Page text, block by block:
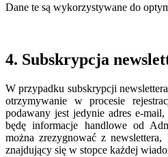
Dane te są wykorzystywane do
4. Subskrypcja
W przypadku subskrypcji
otrzymywanie w procesie
podawany jest jedynie adres e-
będę informacje handlowe od
można zrezygnować z
znajdujący się w stopce każdej